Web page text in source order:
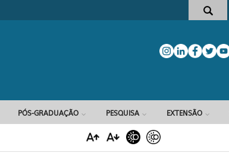
Formulário de busca
PÓS-GRADUAÇÃO PESQUISA EXTENSÃO